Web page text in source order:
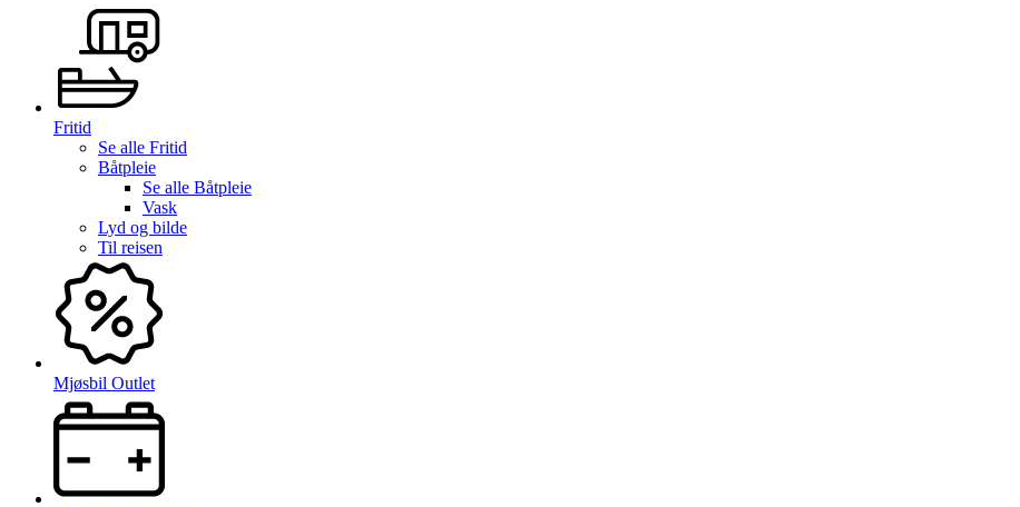
Fritid
Se alle Fritid
Båtpleie
Se alle Båtpleie
Vask
Lyd og bilde
Til reisen
Mjøsbil Outlet